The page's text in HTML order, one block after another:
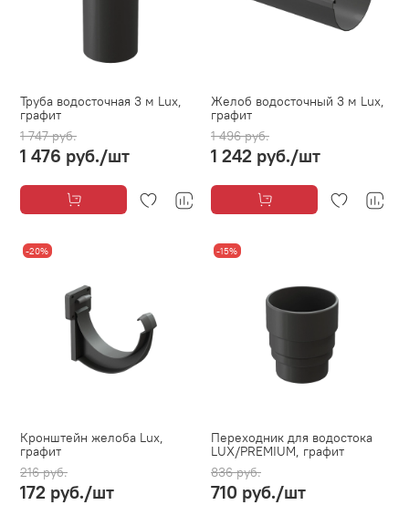
Труба водосточная 3 м Lux,
графит
1 747 руб.
1 476 руб./шт
Желоб водосточный 3 м Lux,
графит
1 496 руб.
1 242 руб./шт
-20%
Кронштейн желоба Lux,
графит
216 руб.
172 руб./шт
-15%
Переходник для водостока
LUX/PREMIUM, графит
836 руб.
710 руб./шт